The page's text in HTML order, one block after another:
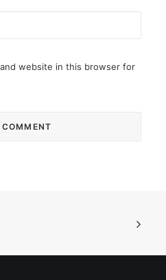
and website in this browser for